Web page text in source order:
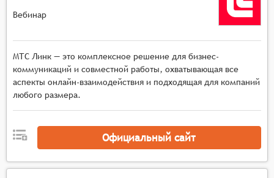
Вебинар
МТС Линк — это комплексное решение для бизнес-
коммуникаций и совместной работы, охватывающая все
аспекты онлайн-взаимодействия и подходящая для компаний
любого размера.
Официальный сайт